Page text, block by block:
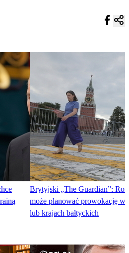
Brytyjski „The Guardian”:
może planować prowokację w
lub krajach bałtyckich